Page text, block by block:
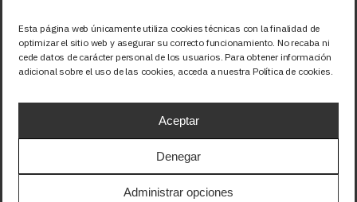
Esta página web únicamente utiliza cookies técnicas con la finalidad de
optimizar el sitio web y asegurar su correcto funcionamiento. No recaba ni
cede datos de carácter personal de los usuarios. Para obtener información
adicional sobre el uso de las cookies, acceda a nuestra Política de cookies.
Aceptar
Denegar
Administrar opciones
Síguenos
Facebook
X (Twitter)
Instagram
Precios sin IVA (21%). Tasa RAEE incluida en